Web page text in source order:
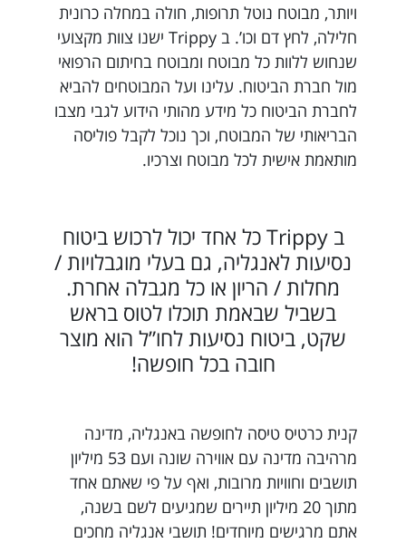
ויותר, מבוטח נוטל תרופות, חולה במחלה כרונית
חלילה, לחץ דם וכו’. ב Trippy ישנו צוות מקצועי
שנחוש ללוות כל מבוטח ומבוטח בחיתום הרפואי
מול חברת הביטוח. עלינו ועל המבוטחים להביא
לחברת הביטוח כל מידע מהותי הידוע לגבי מצבו
הבריאותי של המבוטח, וכך נוכל לקבל פוליסה
מותאמת אישית לכל מבוטח וצרכיו.
ב Trippy כל אחד יכול לרכוש ביטוח
נסיעות לאנגליה, גם בעלי מוגבלויות /
מחלות / הריון או כל מגבלה אחרת.
בשביל שבאמת תוכלו לטוס בראש
שקט, ביטוח נסיעות לחו”ל הוא מוצר
חובה בכל חופשה!
קנית כרטיס טיסה לחופשה באנגליה, מדינה
מרהיבה מדינה עם אווירה שונה ועם 53 מיליון
תושבים וחוויות מרובות, ואף על פי שאתם אחד
מתוך 20 מיליון תיירים שמגיעים לשם בשנה,
אתם מרגישים מיוחדים! תושבי אנגליה מחכים